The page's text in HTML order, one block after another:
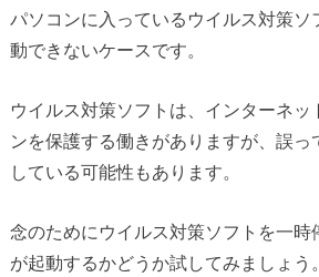
パソコンに入っているウイルス対策ソ
動できないケースです。
ウイルス対策ソフトは、インターネッ
ンを保護する働きがありますが、誤っ
している可能性もあります。
念のためにウイルス対策ソフトを一時
が起動するかどうか試してみましょう。